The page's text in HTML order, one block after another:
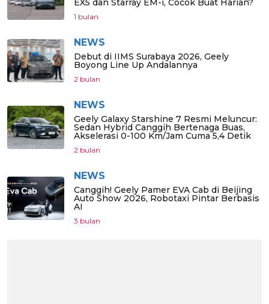
EX5 dan Starray EM-i, Cocok Buat Harian?
1 bulan
NEWS
Debut di IIMS Surabaya 2026, Geely
Boyong Line Up Andalannya
2 bulan
NEWS
Geely Galaxy Starshine 7 Resmi Meluncur:
Sedan Hybrid Canggih Bertenaga Buas,
Akselerasi 0-100 Km/Jam Cuma 5,4 Detik
2 bulan
NEWS
Canggih! Geely Pamer EVA Cab di Beijing
Auto Show 2026, Robotaxi Pintar Berbasis
AI
3 bulan